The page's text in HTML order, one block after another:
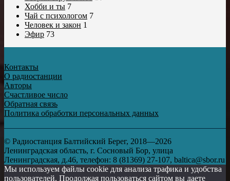
Хобби и ты 7
Чай с психологом 7
Человек и закон 1
Эфир 73
Контакты
О радиостанции
Авторы
Счастливое число
Обратная связь
Политика обработки персональных данных
© Радиостанция Балтийский Берег, 2018—2026
Ленинградская область, г. Сосновый Бор, улица
Ленинградская, д.46, телефон: 8 (81369) 27-107, baltica@sbor.ru
Мы используем файлы cookie для анализа трафика и удобства
пользователей. Продолжая пользоваться сайтом вы даете